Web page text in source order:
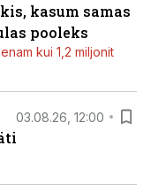
kasum samas
pooleks
kui 1,2 miljonit
03.08.26, 12:00